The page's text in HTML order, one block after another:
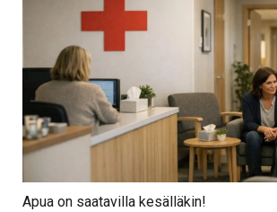
Apua on saatavilla kesälläkin!